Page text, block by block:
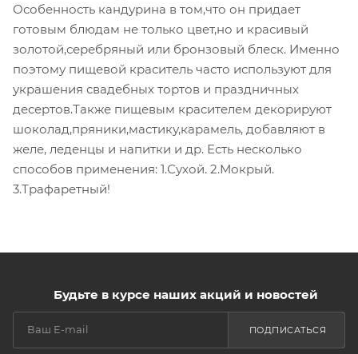
Особенность кандурина в том,что он придает
готовым блюдам не только цвет,но и красивый
золотой,серебряный или бронзовый блеск. Именно
поэтому пищевой краситель часто используют для
украшения свадебных тортов и праздничных
десертов.Также пищевым красителем декорируют
шоколад,пряники,мастику,карамель, добавляют в
желе, леденцы и напитки и др. Есть несколько
способов применения: 1.Сухой. 2.Мокрый.
3.Трафаретный!
Будьте в курсе наших акций и новостей
ПОДПИСАТЬСЯ